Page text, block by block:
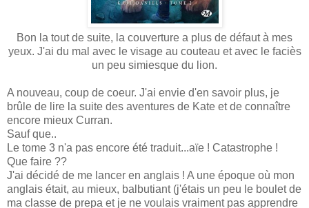
Bon la tout de suite, la couverture a plus de défaut à mes
yeux. J'ai du mal avec le visage au couteau et avec le faciès
un peu simiesque du lion.
A nouveau, coup de coeur. J'ai envie d'en savoir plus, je
brûle de lire la suite des aventures de Kate et de connaître
encore mieux Curran.
Sauf que..
Le tome 3 n'a pas encore été traduit...aïe ! Catastrophe !
Que faire ??
J'ai décidé de me lancer en anglais ! A une époque où mon
anglais était, au mieux, balbutiant (j'étais un peu le boulet de
ma classe de prepa et je ne voulais vraiment pas apprendre